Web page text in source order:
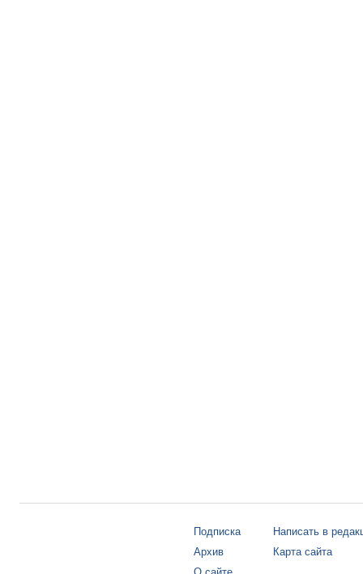
Подписка
Архив
Написать в
Карта сайта